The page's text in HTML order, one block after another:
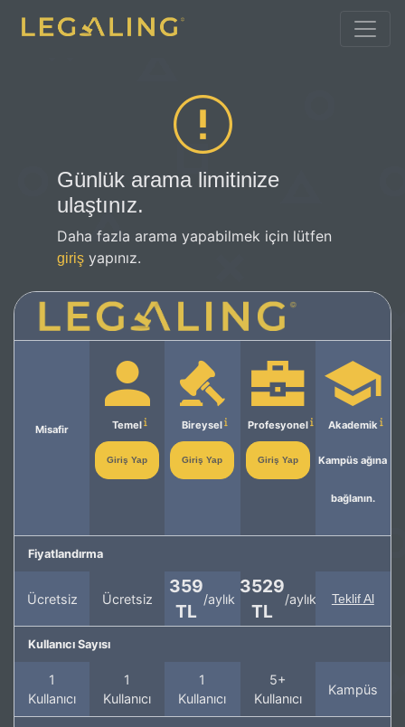
Günlük arama limitinize
ulaştınız.
Daha fazla arama yapabilmek için lütfen
giriş yapınız.
Misafir Temel
Giriş Yap
Bireysel
Giriş Yap
Profesyonel
Giriş Yap
Akademik
Kampüs ağına
bağlanın.
Fiyatlandırma
Ücretsiz Ücretsiz
359
TL
/aylık
3529
TL
/aylık Teklif Al
Kullanıcı Sayısı
1
Kullanıcı
1
Kullanıcı
1
Kullanıcı
5+
Kullanıcı
Kampüs